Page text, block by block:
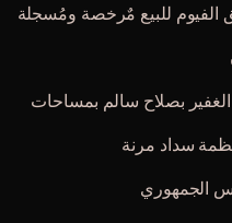
الفيوم للبيع مٌرخصة ومُسجلة
بصلاح سالم بمساحات
سداد مرنة
الجمهوري